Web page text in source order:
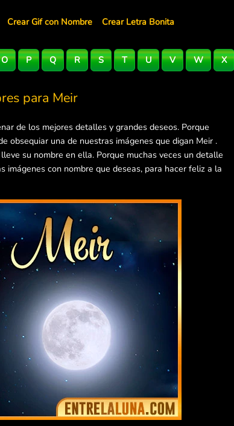
Crear Gif con Nombre Crear Letra Bonita
O P Q R S T U V W X
para Meir
de los mejores detalles y grandes deseos. Porque
obsequiar una de nuestras imágenes que digan Meir .
su nombre en ella. Porque muchas veces un detalle
imágenes con nombre que deseas, para hacer feliz a la